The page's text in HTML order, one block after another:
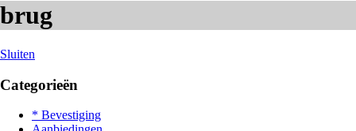
brug
Sluiten
Categorieën
* Bevestiging